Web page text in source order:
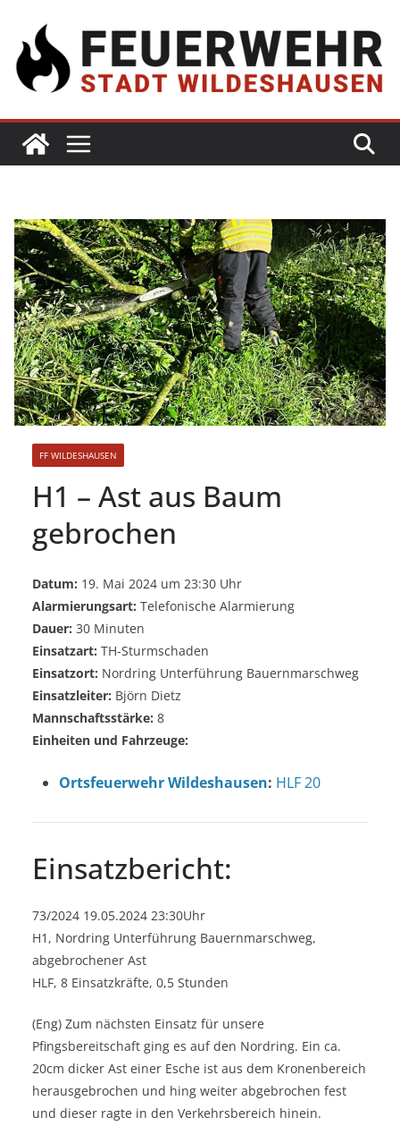
FF WILDESHAUSEN
H1 – Ast aus Baum
gebrochen
Datum: 19. Mai 2024 um 23:30 Uhr
Alarmierungsart: Telefonische Alarmierung
Dauer: 30 Minuten
Einsatzart: TH-Sturmschaden
Einsatzort: Nordring Unterführung Bauernmarschweg
Einsatzleiter: Björn Dietz
Mannschaftsstärke: 8
Einheiten und Fahrzeuge:
Ortsfeuerwehr Wildeshausen: HLF 20
Einsatzbericht:
73/2024 19.05.2024 23:30Uhr
H1, Nordring Unterführung Bauernmarschweg,
abgebrochener Ast
HLF, 8 Einsatzkräfte, 0,5 Stunden
(Eng) Zum nächsten Einsatz für unsere
Pfingsbereitschaft ging es auf den Nordring. Ein ca.
20cm dicker Ast einer Esche ist aus dem Kronenbereich
herausgebrochen und hing weiter abgebrochen fest
und dieser ragte in den Verkehrsbereich hinein.